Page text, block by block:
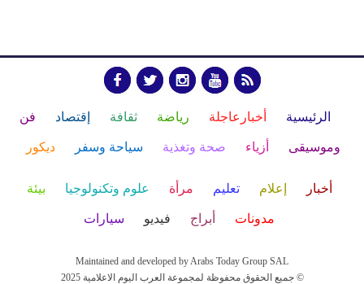
الرئيسية أخبارعاجلة رياضة ثقافة إقتصاد فن
وموسيقى أزياء صحة وتغذية سياحة وسفر ديكور
أخبار إعلام تعليم مرأة علوم وتكنولوجيا بيئة
مدونات أبراج فيديو سيارات
Maintained and developed by Arabs Today Group SAL
جميع الحقوق محفوظة لمجموعة العرب اليوم الاعلامية 2025 ©